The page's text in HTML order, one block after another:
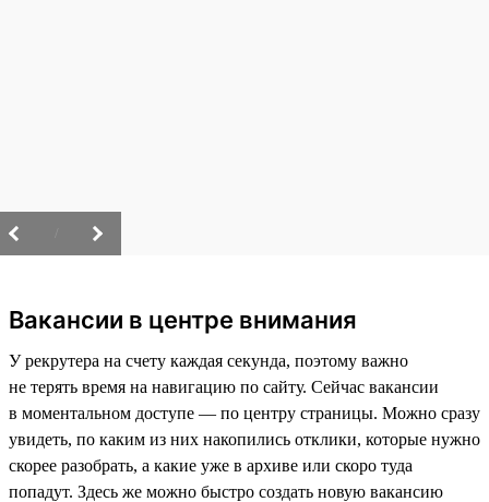
Вакансии в центре внимания
У рекрутера на счету каждая секунда, поэтому важно
не терять время на навигацию по сайту. Сейчас вакансии
в моментальном доступе — по центру страницы. Можно сразу
увидеть, по каким из них накопились отклики, которые нужно
скорее разобрать, а какие уже в архиве или скоро туда
попадут. Здесь же можно быстро создать новую вакансию